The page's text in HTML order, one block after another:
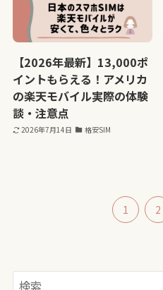
【2026年最新】13,000ポ
イントもらえる！アメリカ
の楽天モバイル実際の体験
談・注意点
2026年7月14日 格安SIM
1 2